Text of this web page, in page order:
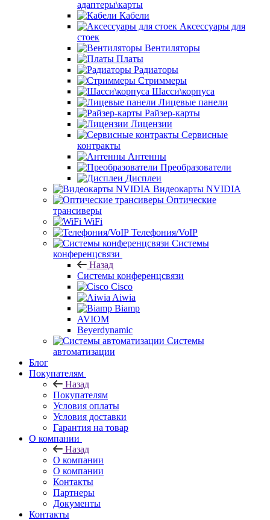
адаптеры\карты
Кабели
Аксессуары для
стоек
Вентиляторы
Платы
Радиаторы
Стриммеры
Шасси\корпуса
Лицевые панели
Райзер-карты
Лицензии
Сервисные
контракты
Антенны
Преобразователи
Дисплеи
Видеокарты NVIDIA
Оптические
трансиверы
WiFi
Телефония/VoIP
Системы
конференцсвязи
Назад
Системы конференцсвязи
Cisco
Aiwia
Biamp
AVIOM
Beyerdynamic
Системы
автоматизации
Блог
Покупателям
Назад
Покупателям
Условия оплаты
Условия доставки
Гарантия на товар
О компании
Назад
О компании
О компании
Контакты
Партнеры
Документы
Контакты